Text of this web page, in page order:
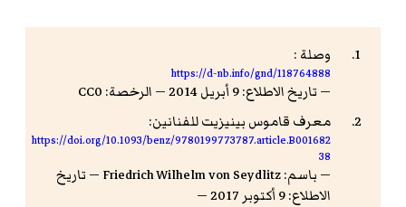
وصلة :
https://d-nb.info/gnd/118764888
— تاريخ الاطلاع: 9 أبريل 2014 — الرخصة: CC0
معرف قاموس بينيزيت للفنانين:
https://doi.org/10.1093/benz/9780199773787.article.B001682
38
— باسم: Friedrich Wilhelm von Seydlitz — تاريخ
الاطلاع: 9 أكتوبر 2017 —